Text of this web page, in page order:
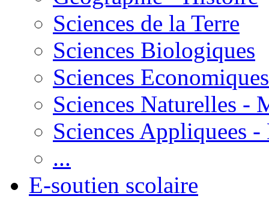
Sciences de la Terre
Sciences Biologiques
Sciences Economiques
Sciences Naturelles -
Sciences Appliquees
...
E-soutien scolaire